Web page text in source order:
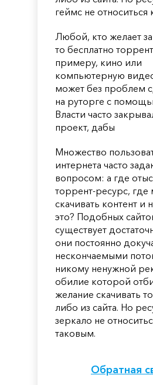
геймс не относиться
Любой, кто желает
то бесплатно
примеру, кино или
компьютерную
может без проблем
на руторге с
Власти часто
проект, дабы
Множество
интернета часто
вопросом: а где
торрент-ресурс,
скачивать контент и
это? Подобных
существует
они постоянно
нескончаемыми
никому ненужной
обилие которой
желание скачивать
либо из сайта. Но
зеркало не
таковым.
Обратная